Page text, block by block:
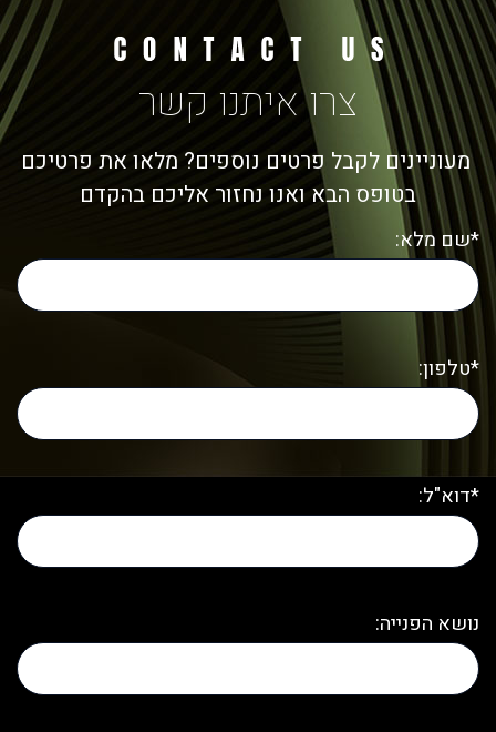
צרו איתנו קשר
מעוניינים לקבל פרטים נוספים? מלאו את פרטיכם
בטופס הבא ואנו נחזור אליכם בהקדם
*שם מלא:
*טלפון:
*דוא"ל:
נושא הפנייה: